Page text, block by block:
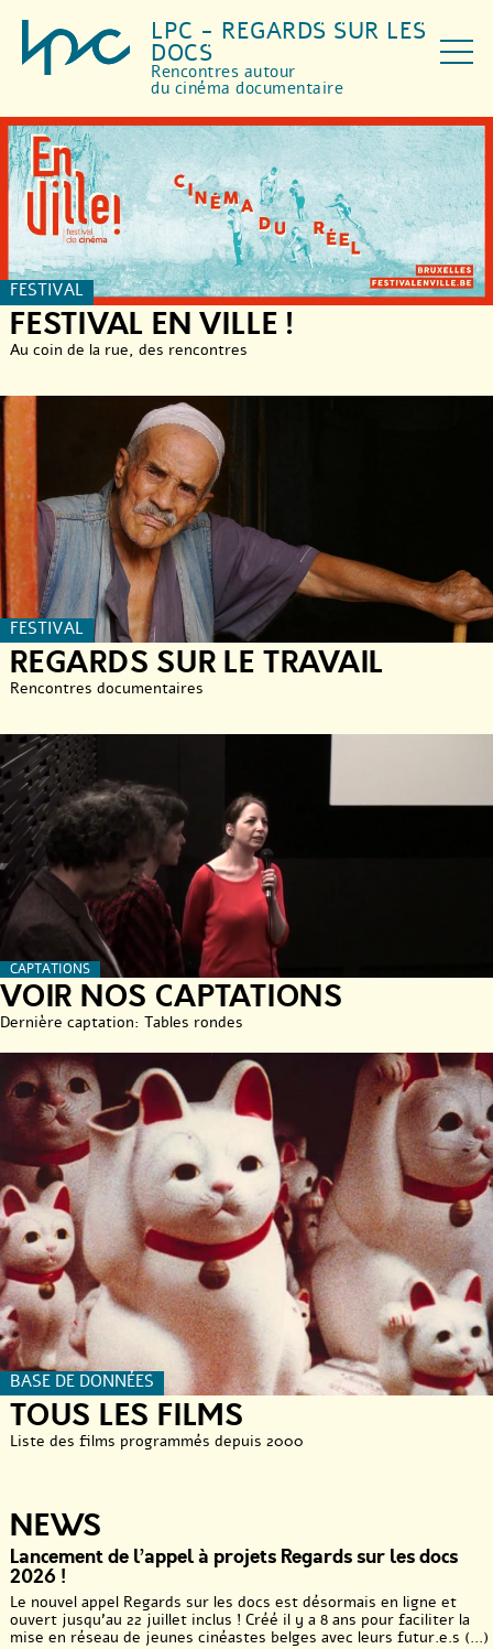
LPC - REGARDS SUR LES
DOCS
Rencontres autour
du cinéma documentaire
FESTIVAL
FESTIVAL EN VILLE !
Au coin de la rue, des rencontres
FESTIVAL
REGARDS SUR LE TRAVAIL
Rencontres documentaires
CAPTATIONS
VOIR NOS CAPTATIONS
Dernière captation: Tables rondes
BASE DE DONNÉES
TOUS LES FILMS
Liste des films programmés depuis 2000
NEWS
Lancement de l’appel à projets Regards sur les docs
2026 !
Le nouvel appel Regards sur les docs est désormais en ligne et
ouvert jusqu’au 22 juillet inclus ! Créé il y a 8 ans pour faciliter la
mise en réseau de jeunes cinéastes belges avec leurs futur.e.s (...)